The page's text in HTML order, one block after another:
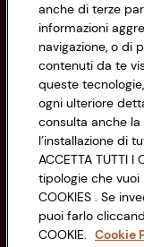
Cookie Policy
Impostazioni
Accessibilità
CONAD
Via Michelino, 59
Codice Fiscale e
di Bologna
PARTITA IVA
anche di terze
informazioni
navigazione, o di
contenuti da te
queste
ogni ulteriore
consulta anche
l’installazione di
ACCETTA TUTTI
tipologie che vuoi
COOKIES . Se
puoi farlo
COOKIE. Cookie